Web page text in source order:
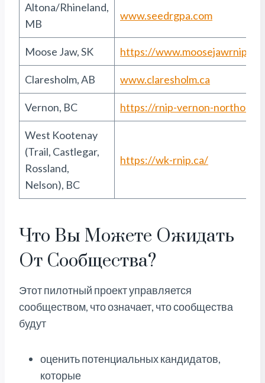
Altona/Rhineland,
MB
www.seedrgpa.com
Moose Jaw, SK https://www.moosejawrnip.ca/
Claresholm, AB www.claresholm.ca
Vernon, BC https://rnip-vernon-
West Kootenay
(Trail, Castlegar,
Rossland,
Nelson), BC
https://wk-rnip.ca/
Что Вы Можете Ожидать
От Сообщества?
Этот пилотный проект управляется
сообществом, что означает, что сообщества
будут
оценить потенциальных кандидатов,
которые